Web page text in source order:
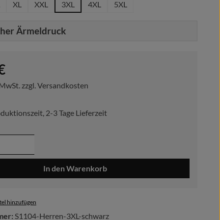
XL XXL 3XL 4XL 5XL
Ärmeldruck
zzgl. Versandkosten
2-3 Tage Lieferzeit
Anzahl: Gib den gewünschten Wert ein
In den Warenkorb
hinzufügen
S1104-Herren-3XL-schwarz